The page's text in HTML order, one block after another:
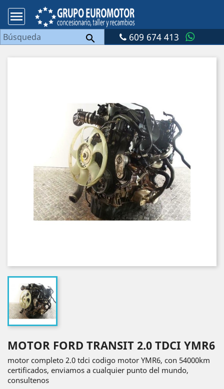

 609 674 413
MOTOR FORD TRANSIT 2.0 TDCI YMR6
motor completo 2.0 tdci codigo motor YMR6, con 54000km
certificados, enviamos a cualquier punto del mundo,
consultenos